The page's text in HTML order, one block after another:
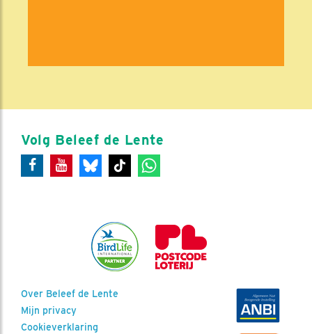
Volg Beleef de Lente
Over Beleef de Lente
Mijn privacy
Cookieverklaring